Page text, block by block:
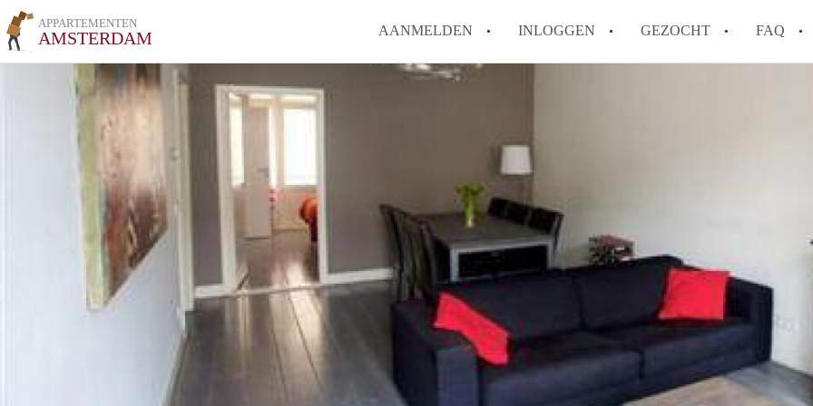
APPARTEMENTEN
AMSTERDAM AANMELDEN INLOGGEN GEZOCHT FAQ
Wat is de Wet Betaalbare Huur en wat
Wat zijn de voordelen van het huren van
Hoe vind je een goedkoop appartement
Wat zijn de verplichtingen van een
Kan je beter een appartement huren of
Alle veelgestelde vragen